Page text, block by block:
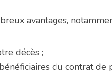
avantages,
décès ;
du contrat de